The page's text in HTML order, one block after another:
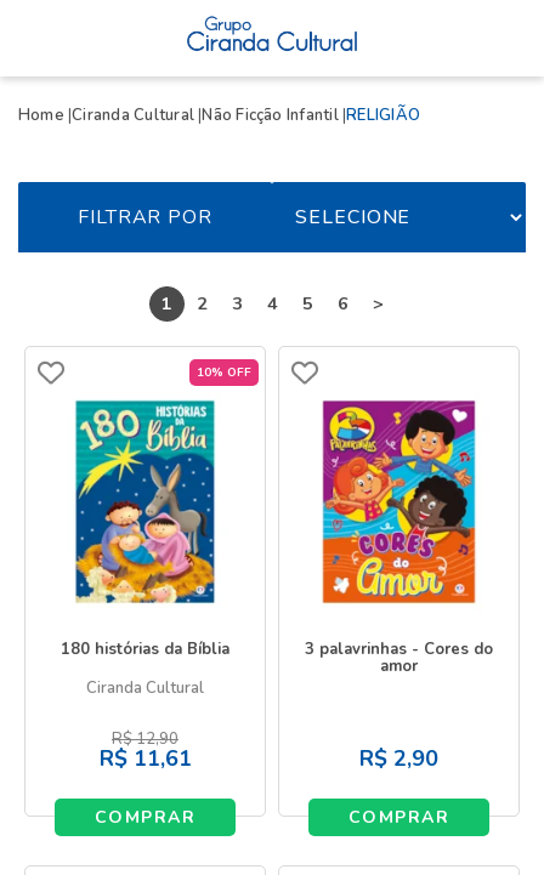
Home Ciranda Cultural Não Ficção Infantil RELIGIÃO
FILTRAR POR
1 2 3 4 5 6 >
10% OFF
180 histórias da Bíblia
Ciranda Cultural
R$12,90
R$ 11,61
COMPRAR
3 palavrinhas - Cores do
amor
R$ 2,90
COMPRAR